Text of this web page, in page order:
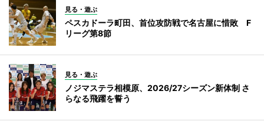
見る・遊ぶ
ペスカドーラ町田、首位攻防戦で名古屋に惜敗 F
リーグ第8節
見る・遊ぶ
ノジマステラ相模原、2026/27シーズン新体制 さ
らなる飛躍を誓う